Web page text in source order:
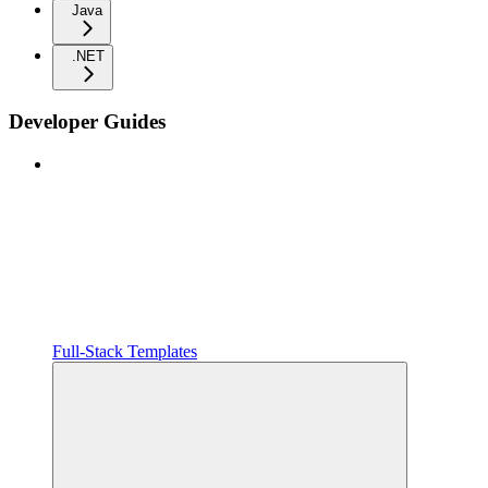
Java
.NET
Developer Guides
Full-Stack Templates